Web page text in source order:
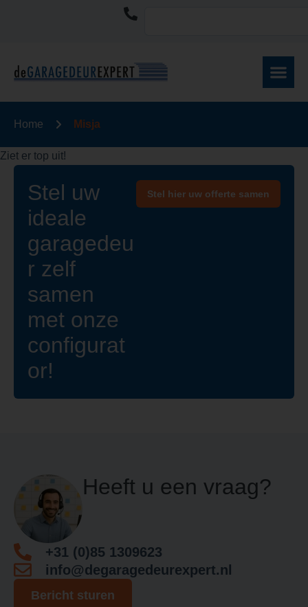
Home Misja
Ziet er top uit!
Stel uw
ideale
garagedeu
r zelf
samen
met onze
configurat
or!
Stel hier uw offerte samen
Heeft u een vraag?
+31 (0)85 1309623
info@degaragedeurexpert.nl
Bericht sturen